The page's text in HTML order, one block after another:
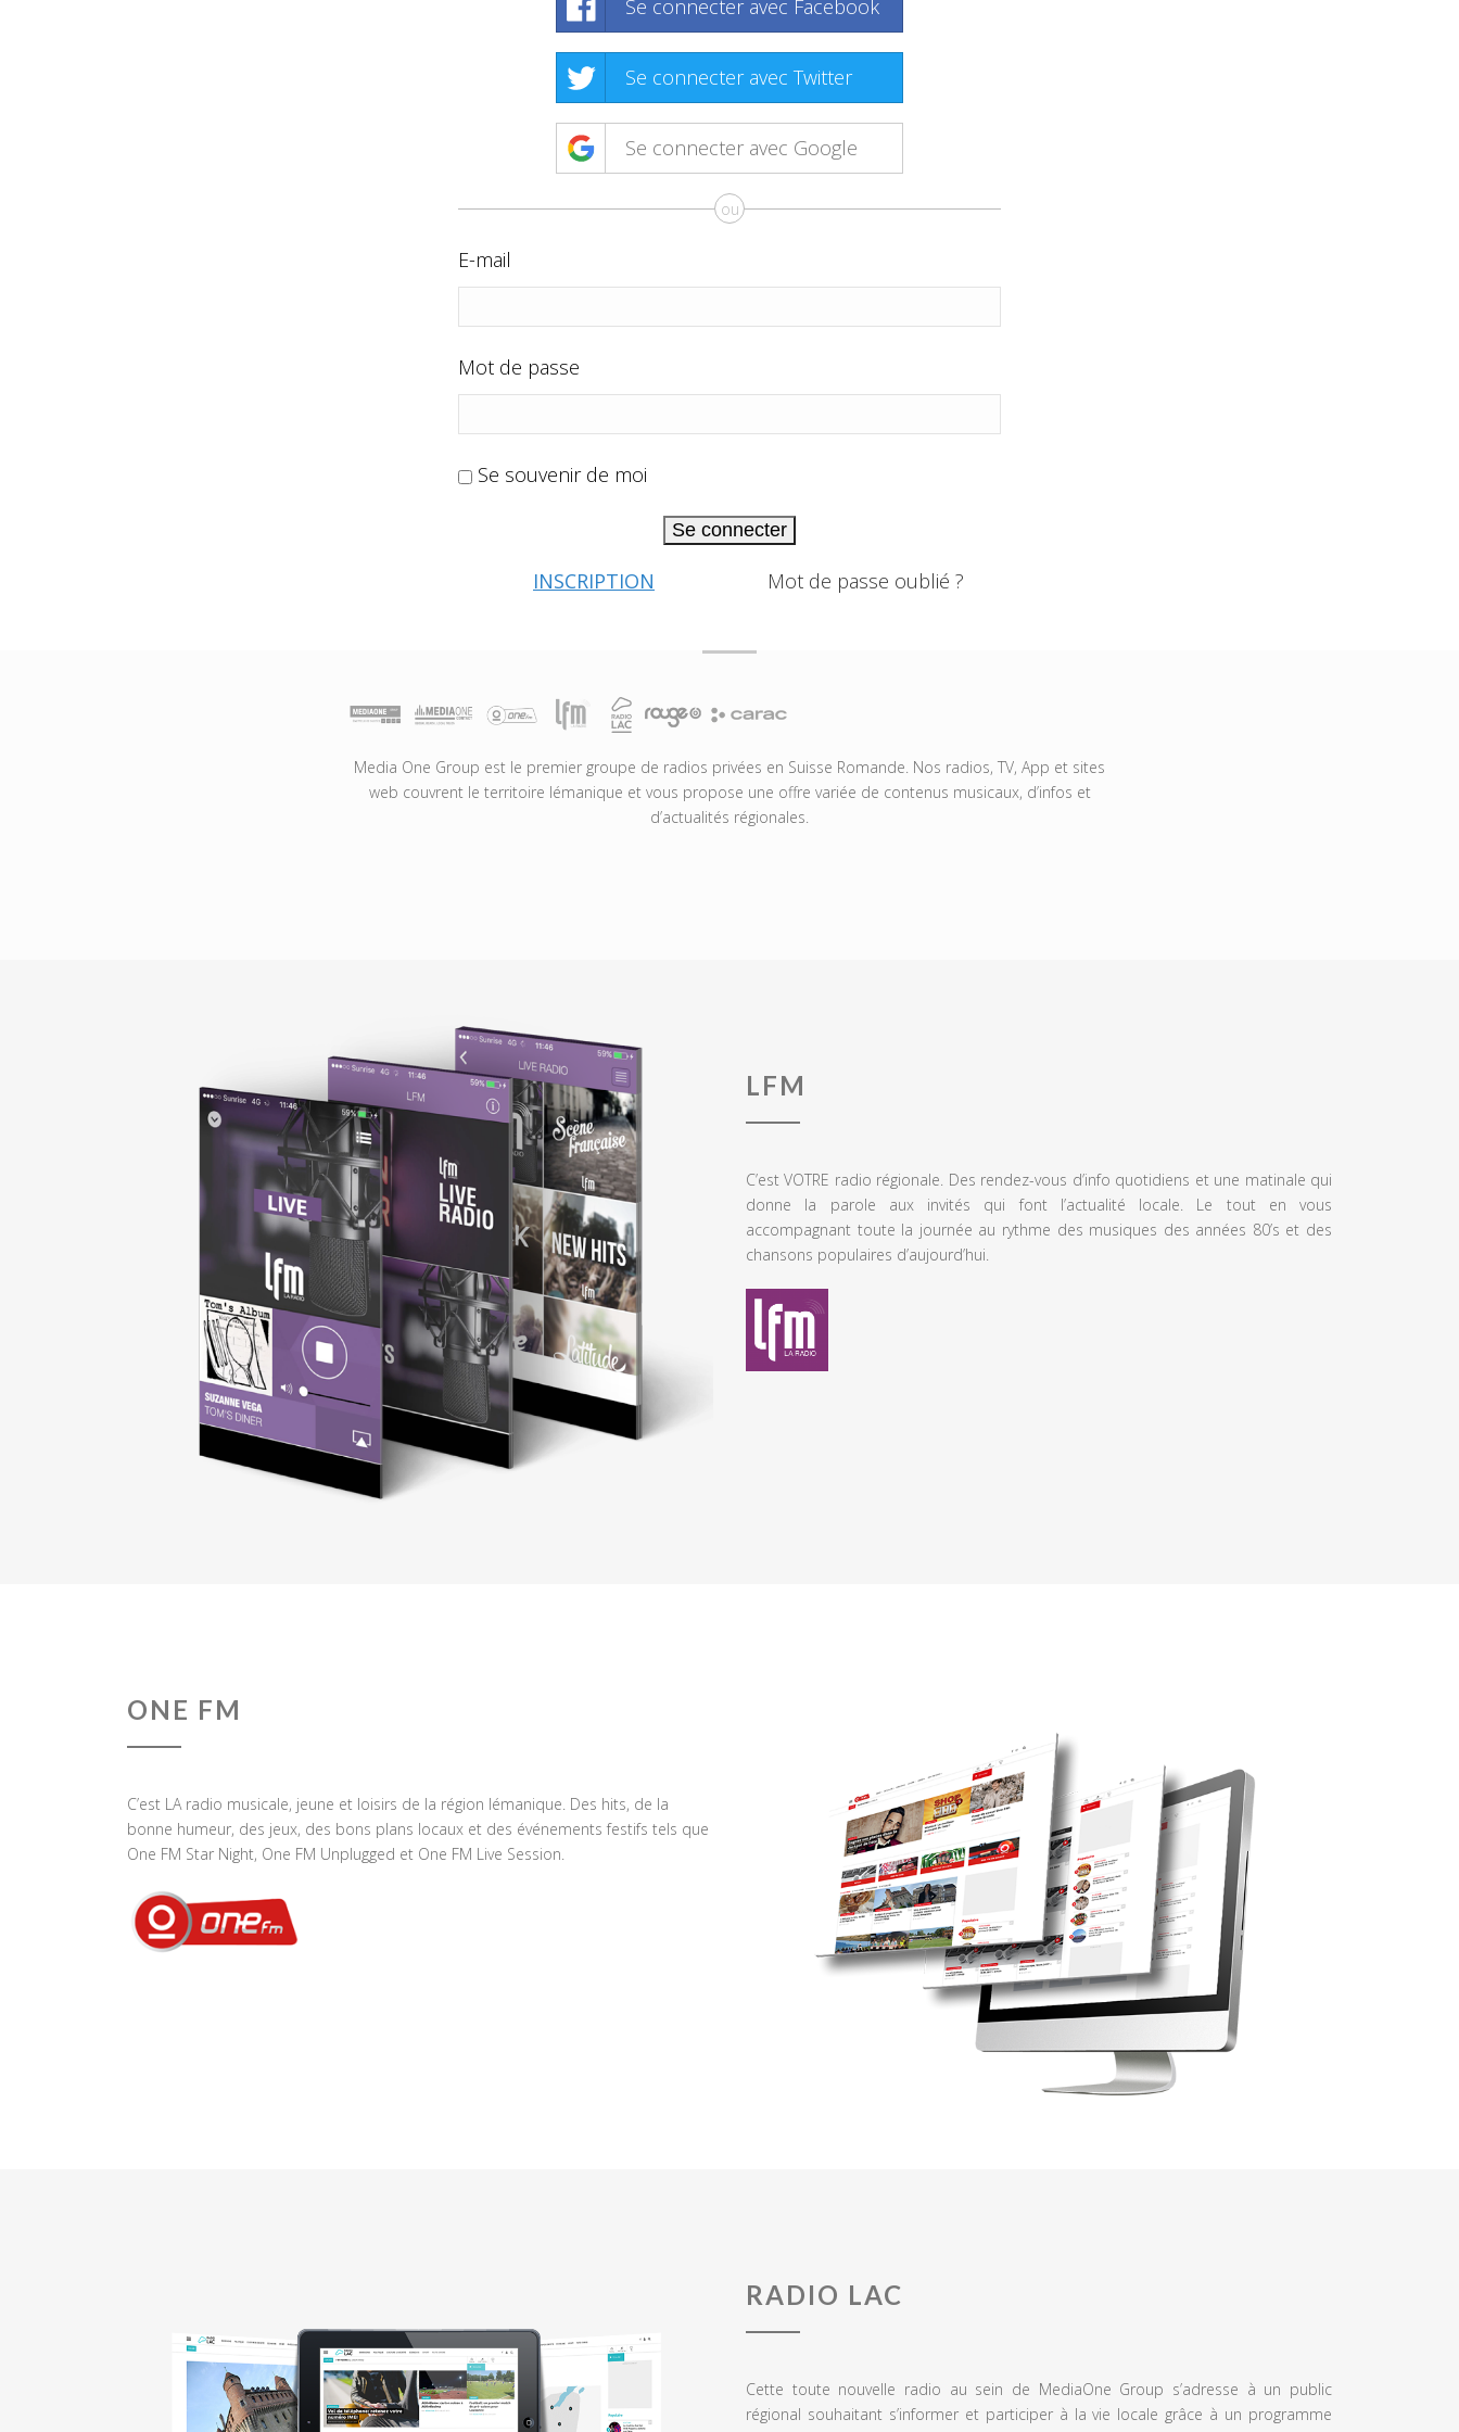
Se connecter avec Facebook
Se connecter avec Twitter
Se connecter avec Google
ou
E-mail
Mot de passe
Se souvenir de moi
Se connecter
INSCRIPTION Mot de passe oublié ?
Media One Group est le premier groupe de radios privées en Suisse Romande. Nos radios, TV, App et sites
web couvrent le territoire lémanique et vous propose une offre variée de contenus musicaux, d’infos et
d’actualités régionales.
LFM
C’est VOTRE radio régionale. Des rendez-vous d’info quotidiens et une matinale qui
donne la parole aux invités qui font l’actualité locale. Le tout en vous
accompagnant toute la journée au rythme des musiques des années 80’s et des
chansons populaires d’aujourd’hui.
ONE FM
C’est LA radio musicale, jeune et loisirs de la région lémanique. Des hits, de la
bonne humeur, des jeux, des bons plans locaux et des événements festifs tels que
One FM Star Night, One FM Unplugged et One FM Live Session.
RADIO LAC
Cette toute nouvelle radio au sein de MediaOne Group s’adresse à un public
régional souhaitant s’informer et participer à la vie locale grâce à un programme